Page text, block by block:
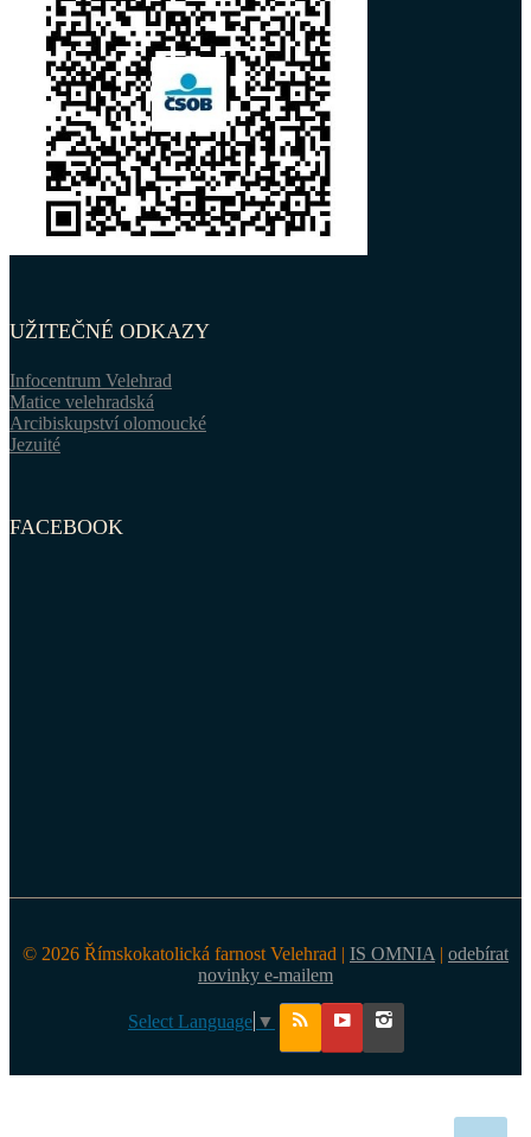
UŽITEČNÉ ODKAZY
Infocentrum Velehrad
Matice velehradská
Arcibiskupství olomoucké
Jezuité
FACEBOOK
© 2026 Římskokatolická farnost Velehrad | IS OMNIA | odebírat
novinky e-mailem
Select Language ▼